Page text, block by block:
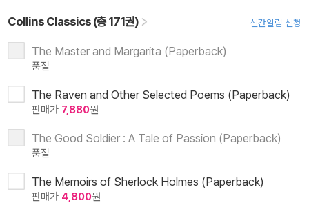
Collins Classics (총 171권) 신간알림 신청
The Master and Margarita (Paperback)
품절
The Raven and Other Selected Poems (Paperback)
판매가 7,880원
The Good Soldier : A Tale of Passion (Paperback)
품절
The Memoirs of Sherlock Holmes (Paperback)
판매가 4,800원